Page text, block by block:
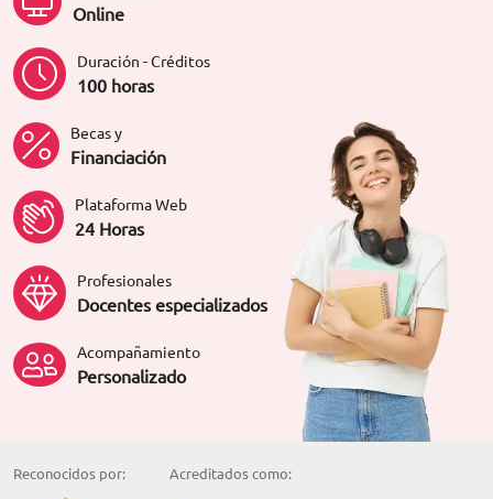
Online
Duración - Créditos
100 horas
Becas y
Financiación
Plataforma Web
24 Horas
Profesionales
Docentes especializados
Acompañamiento
Personalizado
Reconocidos por: Acreditados como: